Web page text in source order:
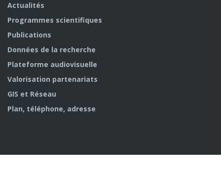
Actualités
Programmes scientifiques
Publications
Données de la recherche
Plateforme audiovisuelle
Valorisation partenariats
GIS et Réseau
Plan, téléphone, adresse